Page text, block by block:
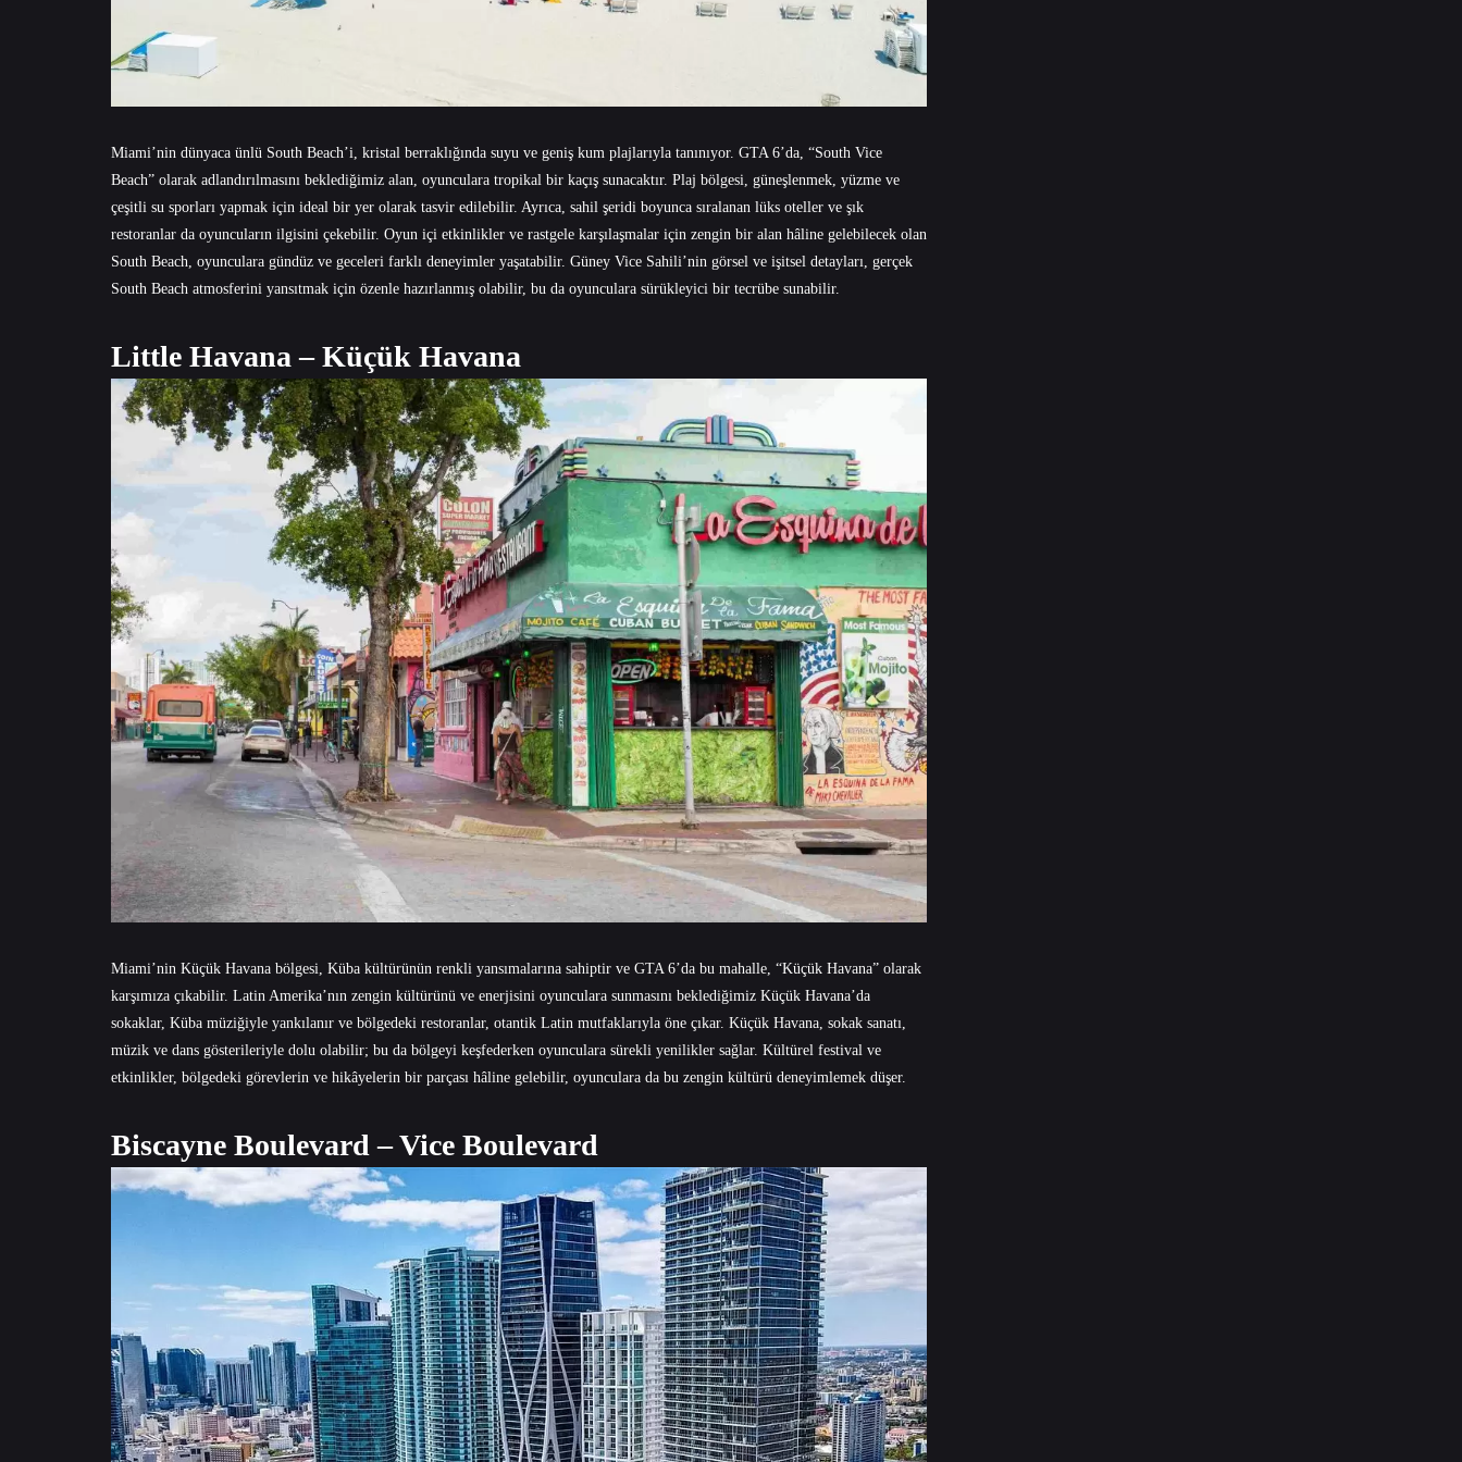
Miami’nin dünyaca ünlü South Beach’i, kristal berraklığında suyu ve geniş kum plajlarıyla tanınıyor. GTA 6’da, “South Vice
Beach” olarak adlandırılmasını beklediğimiz alan, oyunculara tropikal bir kaçış sunacaktır. Plaj bölgesi, güneşlenmek, yüzme ve
çeşitli su sporları yapmak için ideal bir yer olarak tasvir edilebilir. Ayrıca, sahil şeridi boyunca sıralanan lüks oteller ve şık
restoranlar da oyuncuların ilgisini çekebilir. Oyun içi etkinlikler ve rastgele karşılaşmalar için zengin bir alan hâline gelebilecek olan
South Beach, oyunculara gündüz ve geceleri farklı deneyimler yaşatabilir. Güney Vice Sahili’nin görsel ve işitsel detayları, gerçek
South Beach atmosferini yansıtmak için özenle hazırlanmış olabilir, bu da oyunculara sürükleyici bir tecrübe sunabilir.
Little Havana – Küçük Havana
Miami’nin Küçük Havana bölgesi, Küba kültürünün renkli yansımalarına sahiptir ve GTA 6’da bu mahalle, “Küçük Havana” olarak
karşımıza çıkabilir. Latin Amerika’nın zengin kültürünü ve enerjisini oyunculara sunmasını beklediğimiz Küçük Havana’da
sokaklar, Küba müziğiyle yankılanır ve bölgedeki restoranlar, otantik Latin mutfaklarıyla öne çıkar. Küçük Havana, sokak sanatı,
müzik ve dans gösterileriyle dolu olabilir; bu da bölgeyi keşfederken oyunculara sürekli yenilikler sağlar. Kültürel festival ve
etkinlikler, bölgedeki görevlerin ve hikâyelerin bir parçası hâline gelebilir, oyunculara da bu zengin kültürü deneyimlemek düşer.
Biscayne Boulevard – Vice Boulevard